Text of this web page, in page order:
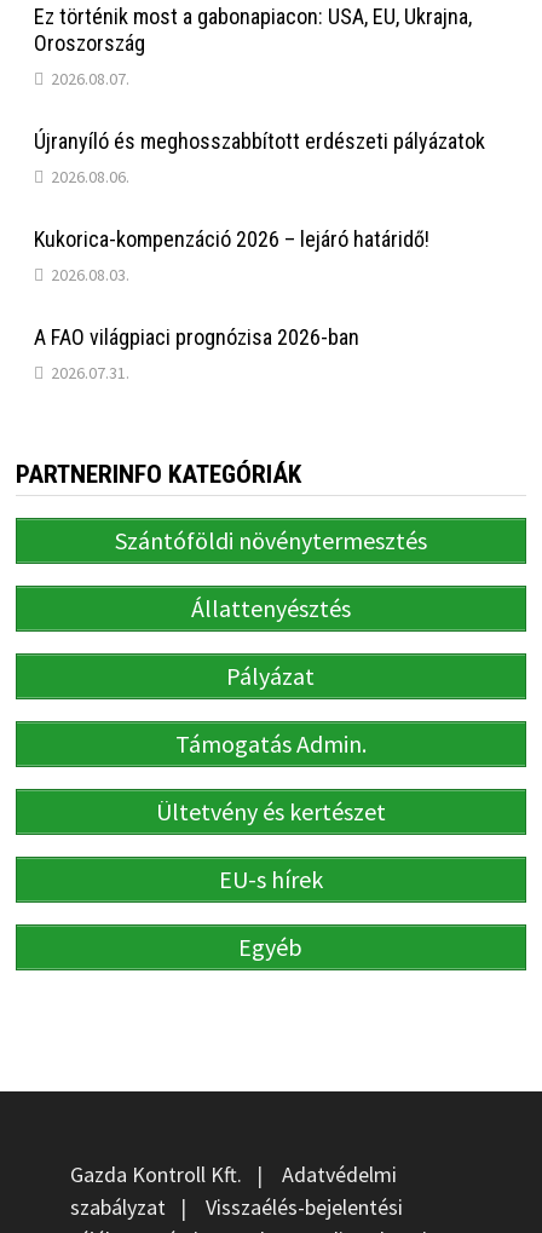
Ez történik most a gabonapiacon: USA, EU, Ukrajna,
Oroszország
2026.08.07.
Újranyíló és meghosszabbított erdészeti pályázatok
2026.08.06.
Kukorica-kompenzáció 2026 – lejáró határidő!
2026.08.03.
A FAO világpiaci prognózisa 2026-ban
2026.07.31.
PARTNERINFO KATEGÓRIÁK
Szántóföldi növénytermesztés
Állattenyésztés
Pályázat
Támogatás Admin.
Ültetvény és kertészet
EU-s hírek
Egyéb
Gazda Kontroll Kft. | Adatvédelmi
szabályzat| Visszaélés-bejelentési